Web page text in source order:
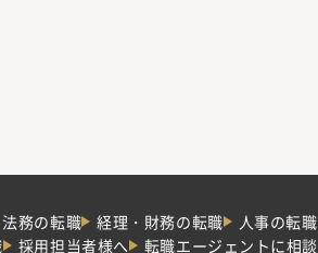
法務の転職 経理・財務の転職 人事の転職
採用担当者様へ 転職エージェントに相談